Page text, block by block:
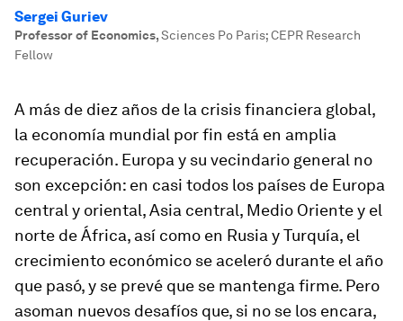
Sergei Guriev
Professor of Economics,Sciences Po Paris; CEPR Research
Fellow
A más de diez años de la crisis financiera global,
la economía mundial por fin está en amplia
recuperación. Europa y su vecindario general no
son excepción: en casi todos los países de Europa
central y oriental, Asia central, Medio Oriente y el
norte de África, así como en Rusia y Turquía, el
crecimiento económico se aceleró durante el año
que pasó, y se prevé que se mantenga firme. Pero
asoman nuevos desafíos que, si no se los encara,